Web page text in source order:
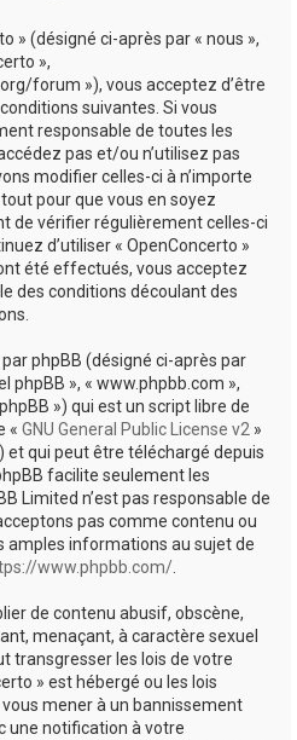
» (désigné ci-après par « nous »,
»,
forum »), vous acceptez d’être
suivantes. Si vous
responsable de toutes les
pas et/ou n’utilisez pas
modifier celles-ci à n’importe
pour que vous en soyez
de vérifier régulièrement celles-ci
d’utiliser « OpenConcerto »
été effectués, vous acceptez
des conditions découlant des
phpBB (désigné ci-après par
phpBB », « www.phpbb.com »,
») qui est un script libre de
« GNU General Public License v2 »
et qui peut être téléchargé depuis
facilite seulement les
Limited n’est pas responsable de
pas comme contenu ou
amples informations au sujet de
www.phpbb.com/.
de contenu abusif, obscène,
menaçant, à caractère sexuel
transgresser les lois de votre
» est hébergé ou les lois
mener à un bannissement
une notification à votre